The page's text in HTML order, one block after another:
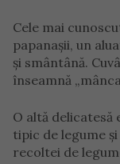
Cele mai
papanașii, un
și smântână.
înseamnă
O altă delicatesă
tipic de legume
recoltei de